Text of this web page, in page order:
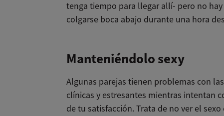
tenga tiempo para llegar allí- pero no
colgarse boca abajo durante una hora
Manteniéndolo sexy
Algunas parejas tienen problemas con
clínicas y estresantes mientras intentan
de tu satisfacción. Trata de no ver el